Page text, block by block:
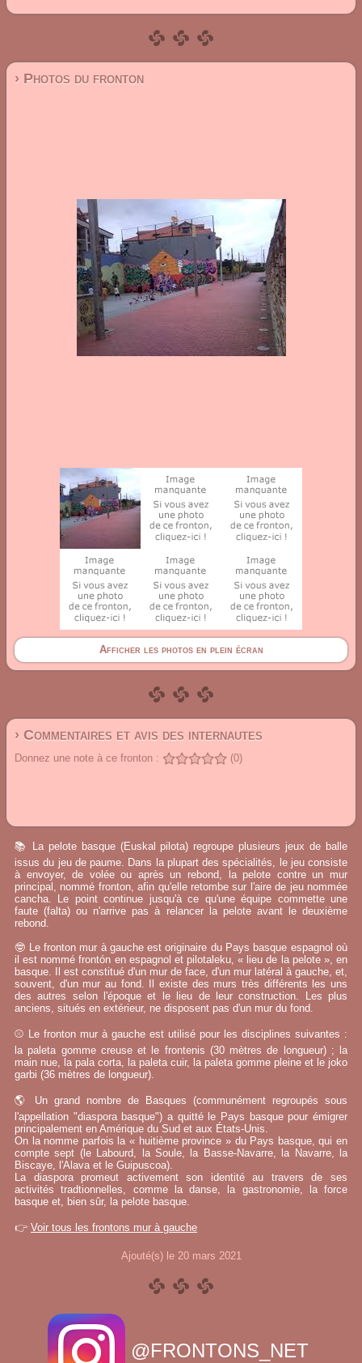
› Photos du fronton
Afficher les photos en plein écran
› Commentaires et avis des internautes
Donnez une note à ce fronton : (0)
📚 La pelote basque (Euskal pilota) regroupe plusieurs jeux de balle
issus du jeu de paume. Dans la plupart des spécialités, le jeu consiste
à envoyer, de volée ou après un rebond, la pelote contre un mur
principal, nommé fronton, afin qu'elle retombe sur l'aire de jeu nommée
cancha. Le point continue jusqu'à ce qu'une équipe commette une
faute (falta) ou n'arrive pas à relancer la pelote avant le deuxième
rebond.
🤓 Le fronton mur à gauche est originaire du Pays basque espagnol où
il est nommé frontón en espagnol et pilotaleku, « lieu de la pelote », en
basque. Il est constitué d'un mur de face, d'un mur latéral à gauche, et,
souvent, d'un mur au fond. Il existe des murs très différents les uns
des autres selon l'époque et le lieu de leur construction. Les plus
anciens, situés en extérieur, ne disposent pas d'un mur du fond.
⚾ Le fronton mur à gauche est utilisé pour les disciplines suivantes :
la paleta gomme creuse et le frontenis (30 mètres de longueur) ; la
main nue, la pala corta, la paleta cuir, la paleta gomme pleine et le joko
garbi (36 mètres de longueur).
🌎 Un grand nombre de Basques (communément regroupés sous
l'appellation "diaspora basque") a quitté le Pays basque pour émigrer
principalement en Amérique du Sud et aux États-Unis.
On la nomme parfois la « huitième province » du Pays basque, qui en
compte sept (le Labourd, la Soule, la Basse-Navarre, la Navarre, la
Biscaye, l'Alava et le Guipuscoa).
La diaspora promeut activement son identité au travers de ses
activités tradtionnelles, comme la danse, la gastronomie, la force
basque et, bien sûr, la pelote basque.
👉 Voir tous les frontons mur à gauche
Ajouté(s) le 20 mars 2021
@FRONTONS_NET